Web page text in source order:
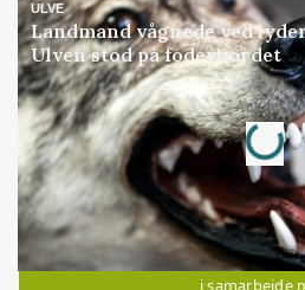
ULVE
Landmand vågnede ved
Ulven stod på foderbordet
Annonce
Jobs
i samarbejde